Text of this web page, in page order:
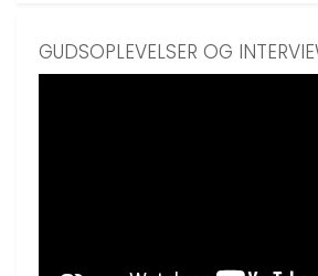
GUDSOPLEVELSER OG